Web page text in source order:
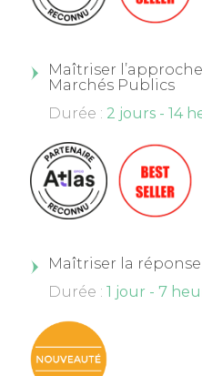
Maîtriser
Marchés Publics
Durée : 2 jours - 14
Maîtriser la
Durée : 1 jour - 7